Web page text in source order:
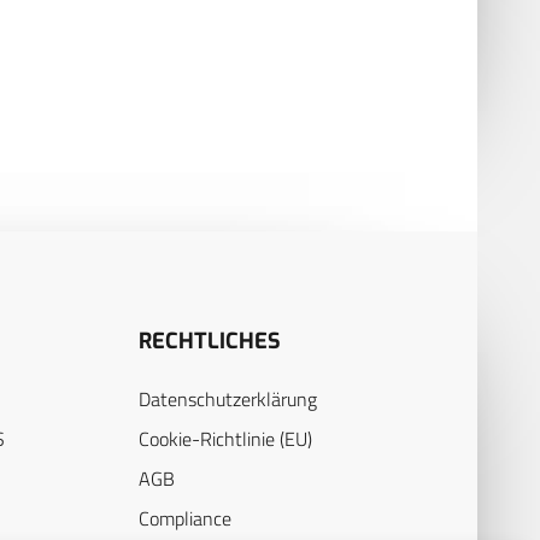
RECHTLICHES
Datenschutzerklärung
Cookie-Richtlinie (EU)
AGB
Compliance